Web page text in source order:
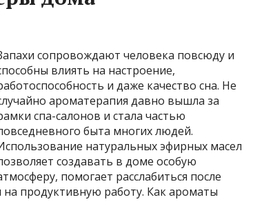
сопровождают человека повсюду и
влиять на настроение,
и даже качество сна. Не
ароматерапия давно вышла за
спа-салонов и стала частью
быта многих людей.
натуральных эфирных масел
создавать в доме особую
помогает расслабиться после
на продуктивную работу. Как ароматы